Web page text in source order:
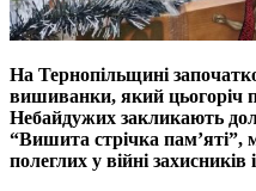
На Тернопільщині
вишиванки, який цьогоріч
Небайдужих закликають
“Вишита стрічка
полеглих у війні захисників